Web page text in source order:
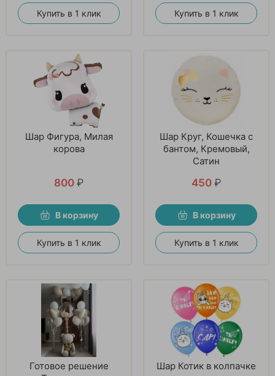
Купить в 1 клик Купить в 1 клик
Шар Фигура, Милая
корова
800 ₽
В корзину
Купить в 1 клик
Шар Круг, Кошечка с
бантом, Кремовый,
Сатин
450 ₽
В корзину
Купить в 1 клик
Готовое решение
Шар Котик в колпачке